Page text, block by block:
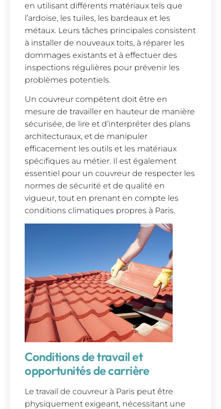
en utilisant différents matériaux tels que
l’ardoise, les tuiles, les bardeaux et les
métaux. Leurs tâches principales consistent
à installer de nouveaux toits, à réparer les
dommages existants et à effectuer des
inspections régulières pour prévenir les
problèmes potentiels.
Un couvreur compétent doit être en
mesure de travailler en hauteur de manière
sécurisée, de lire et d’interpréter des plans
architecturaux, et de manipuler
efficacement les outils et les matériaux
spécifiques au métier. Il est également
essentiel pour un couvreur de respecter les
normes de sécurité et de qualité en
vigueur, tout en prenant en compte les
conditions climatiques propres à Paris.
Conditions de travail et
opportunités de carrière
Le travail de couvreur à Paris peut être
physiquement exigeant, nécessitant une